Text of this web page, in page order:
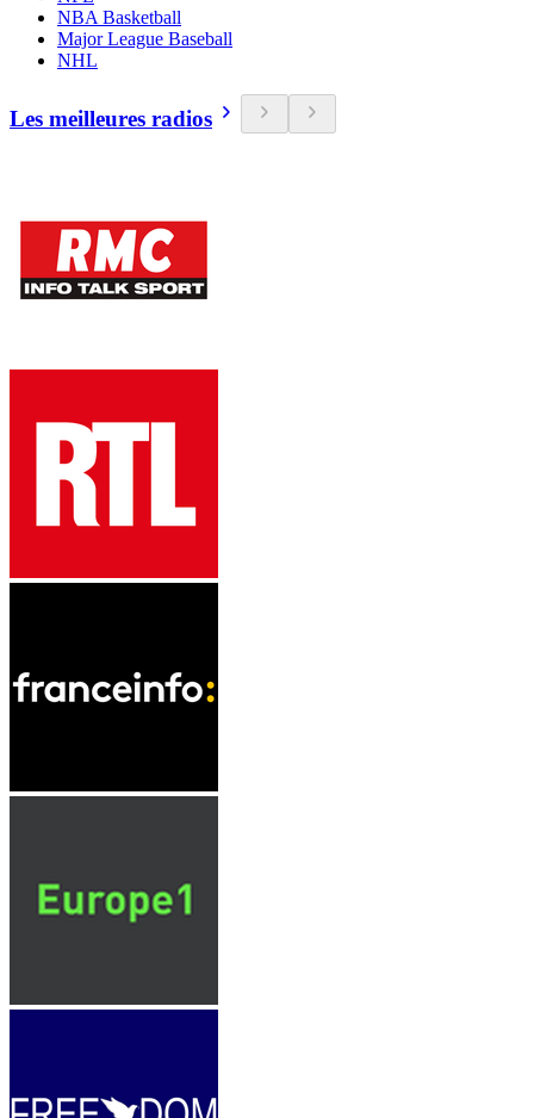
NBA Basketball
Major League Baseball
NHL
Les meilleures radios